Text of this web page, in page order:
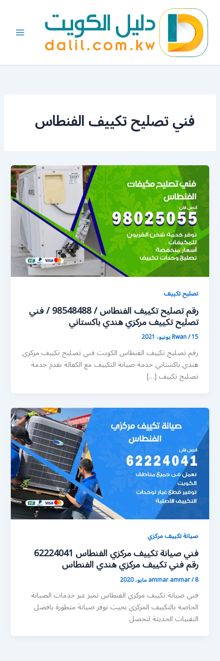
المحتوى
فني تصليح تكييف الفنطاس
تصليح تكييف
رقم تصليح تكييف الفنطاس / 98548488 / فني
تصليح تكييف مركزي هندي باكستاني
Rwan/15 يونيو، 2021
رقم تصليح تكييف الفنطاس الكويت فني تصليح تكييف مركزي
هندي باكستاني خدمة صيانة التكييف مع الكفالة نقدم خدمة
تصليح تكييف […]
صيانة تكييف مركزي
فني صيانة تكييف مركزي الفنطاس 62224041
رقم فني تكييف مركزي هندي الفنطاس
ammar ammar/8 مايو، 2020
فني صيانة تكييف مركزي الفنطاس تميز عبر خدمات الصيانة
الخاصة بالتكييف المركزي بحيث نوفر صيانة متطورة بافضل
التقنيات الحديثة لتحصل